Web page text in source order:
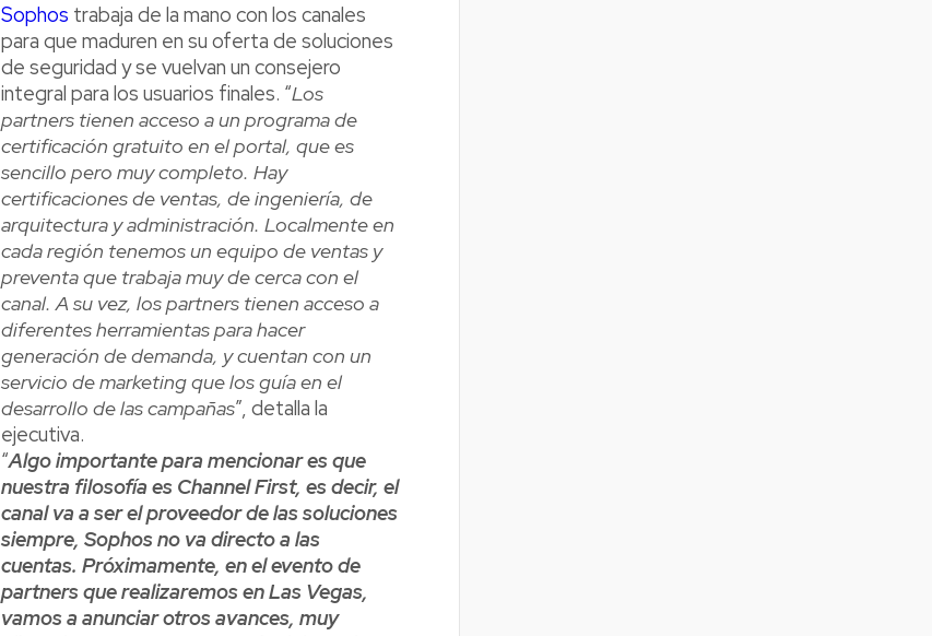
Sophos trabaja de la mano con los canales
para que maduren en su oferta de soluciones
de seguridad y se vuelvan un consejero
integral para los usuarios finales. “Los
partners tienen acceso a un programa de
certificación gratuito en el portal, que es
sencillo pero muy completo. Hay
certificaciones de ventas, de ingeniería, de
arquitectura y administración. Localmente en
cada región tenemos un equipo de ventas y
preventa que trabaja muy de cerca con el
canal. A su vez, los partners tienen acceso a
diferentes herramientas para hacer
generación de demanda, y cuentan con un
servicio de marketing que los guía en el
desarrollo de las campañas”, detalla la
ejecutiva.
“Algo importante para mencionar es que
nuestra filosofía es Channel First, es decir, el
canal va a ser el proveedor de las soluciones
siempre, Sophos no va directo a las
cuentas. Próximamente, en el evento de
partners que realizaremos en Las Vegas,
vamos a anunciar otros avances, muy